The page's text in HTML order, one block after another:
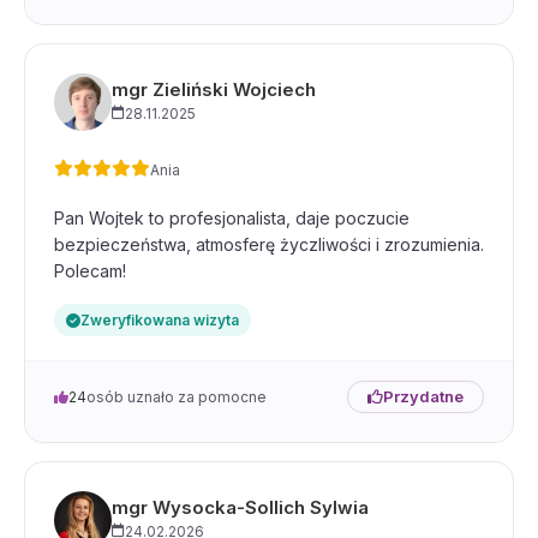
mgr Zieliński Wojciech
28.11.2025
Ania
Pan Wojtek to profesjonalista, daje poczucie
bezpieczeństwa, atmosferę życzliwości i zrozumienia.
Polecam!
Zweryfikowana wizyta
24osób uznało za pomocne Przydatne
mgr Wysocka-Sollich Sylwia
24.02.2026